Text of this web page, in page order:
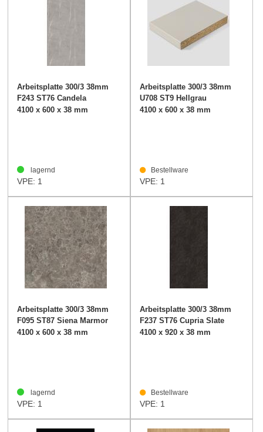
Arbeitsplatte 300/3 38mm
F243 ST76 Candela
Marmor hellgrau
4100 x 600 x 38 mm
lagernd
VPE: 1
Arbeitsplatte 300/3 38mm
U708 ST9 Hellgrau
4100 x 600 x 38 mm
Bestellware
VPE: 1
Arbeitsplatte 300/3 38mm
F095 ST87 Siena Marmor
grau
4100 x 600 x 38 mm
lagernd
VPE: 1
Arbeitsplatte 300/3 38mm
F237 ST76 Cupria Slate
4100 x 920 x 38 mm
Bestellware
VPE: 1